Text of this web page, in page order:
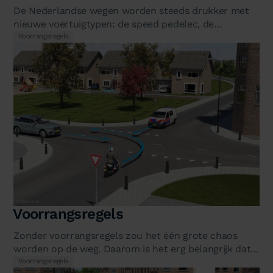
De Nederlandse wegen worden steeds drukker met
nieuwe voertuigtypen: de speed pedelec, de
elektrische step, de snorfiets op het…
Voorrangsregels
Voorrangsregels
Zonder voorrangsregels zou het één grote chaos
worden op de weg. Daarom is het erg belangrijk dat
je de voorrangsregels goed kent…
Voorrangsregels